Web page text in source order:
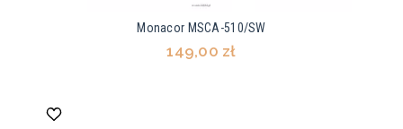
Monacor MSCA-510/SW
149,00 zł